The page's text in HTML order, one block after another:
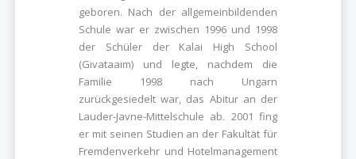
geboren. Nach der allgemeinbildenden
Schule war er zwischen 1996 und 1998
der Schüler der Kalai High School
(Givataaim) und legte, nachdem die
Familie 1998 nach Ungarn
zurückgesiedelt war, das Abitur an der
Lauder-Javne-Mittelschule ab. 2001 fing
er mit seinen Studien an der Fakultät für
Fremdenverkehr und Hotelmanagement